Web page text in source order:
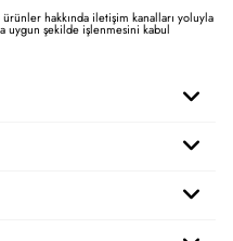
hakkında iletişim kanalları yoluyla
uygun şekilde işlenmesini kabul